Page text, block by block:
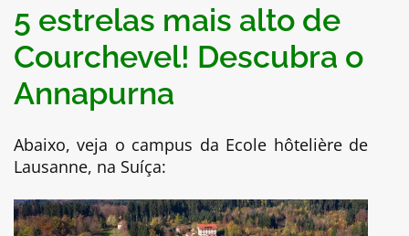
5 estrelas mais alto de
Courchevel! Descubra o
Annapurna
Abaixo, veja o campus da Ecole hôtelière de
Lausanne, na Suíça: